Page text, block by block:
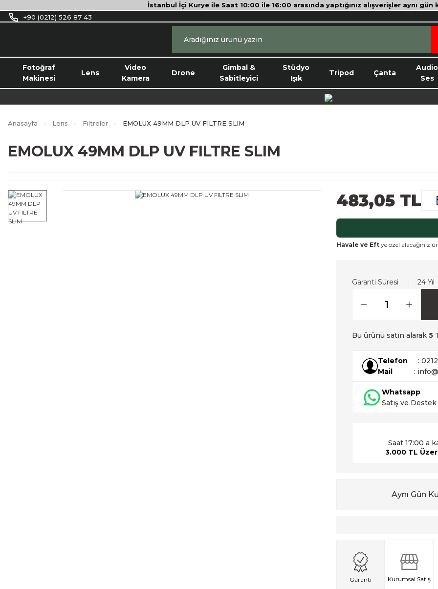
İstanbul İçi Kurye ile Saat 10:00 ile 16:00 arasında yaptığınız alışverişler aynı
+90 (0212) 526 87 43
Fotoğraf
Makinesi
Lens
Video
Kamera
Drone
Gimbal &
Sabitleyici
Stüdyo
Işık
Tripod Çanta
Audio
Ses
Anasayfa Lens Filtreler EMOLUX 49MM DLP UV FILTRE SLIM
EMOLUX 49MM DLP UV FILTRE SLIM
483,05 TL
Havale ve Eft'ye özel alacağınız
Garanti Süresi 24 Yıl
Bu ürünü satın alarak 5
Telefon
:
Mail
:
Whatsapp
Satış ve Destek
Saat 17:00 a
3.000 TL
Aynı Gün
Garanti Kurumsal Satış